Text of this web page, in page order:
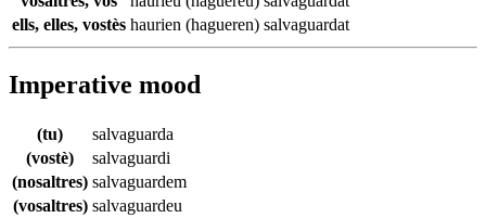
ells, elles, vostès haurien (hagueren) salvaguardat
Imperative mood
(tu)
salvaguarda
(vostè)
salvaguardi
(nosaltres) salvaguardem
(vosaltres) salvaguardeu